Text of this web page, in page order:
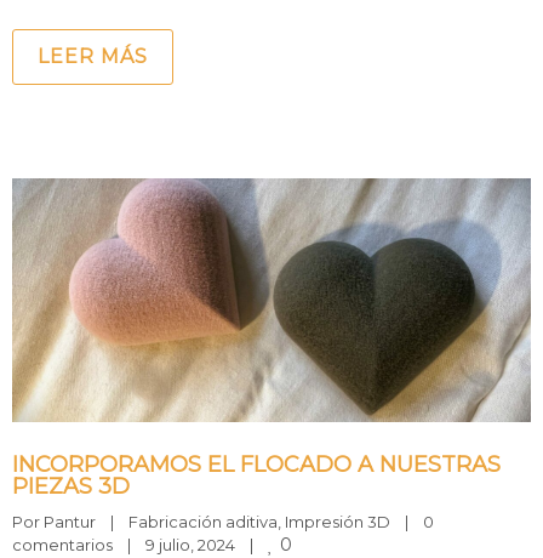
LEER MÁS
INCORPORAMOS EL FLOCADO A NUESTRAS
PIEZAS 3D
Por Pantur | Fabricación aditiva Impresión 3D |
0
comentarios
| 9 julio, 2024 | 0